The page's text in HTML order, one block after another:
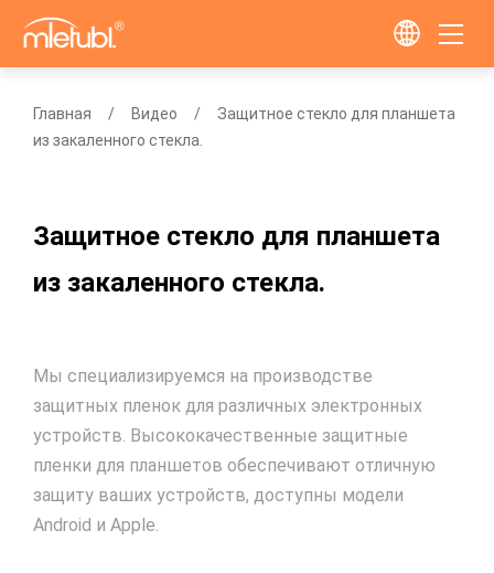
Главная Видео
Защитное стекло для планшета
из закаленного стекла.
Защитное стекло для планшета
из закаленного стекла.
Мы специализируемся на производстве
защитных пленок для различных электронных
устройств. Высококачественные защитные
пленки для планшетов обеспечивают отличную
защиту ваших устройств, доступны модели
Android и Apple.